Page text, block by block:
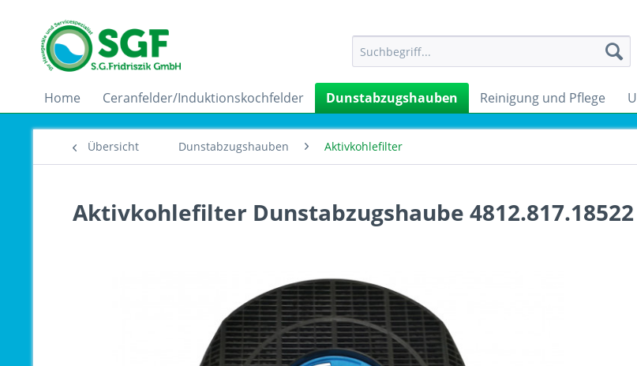
Home Ceranfelder/Induktionskochfelder Dunstabzugshauben Reinigung und Pflege
Übersicht Dunstabzugshauben Aktivkohlefilter
Aktivkohlefilter Dunstabzugshaube 4812.817.18522